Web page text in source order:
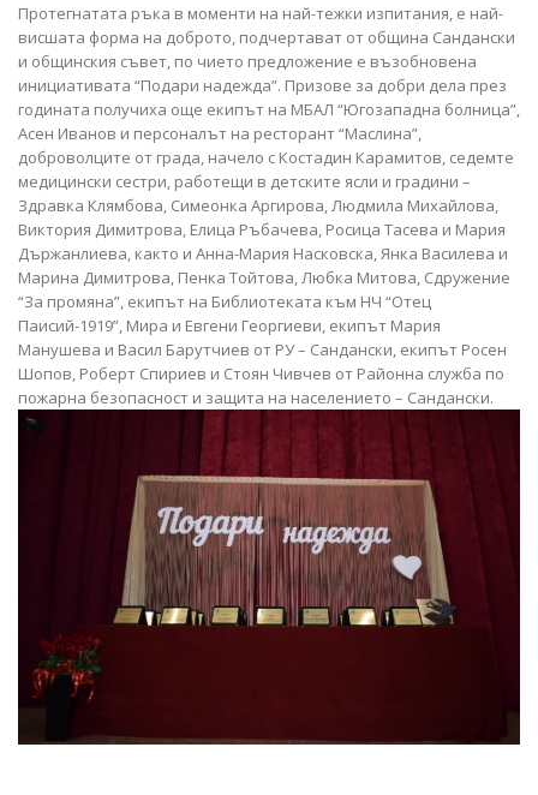
Протегнатата ръка в моменти на най-тежки изпитания, е най-
висшата форма на доброто, подчертават от община Сандански
и общинския съвет, по чието предложение е възобновена
инициативата “Подари надежда”. Призове за добри дела през
годината получиха още екипът на МБАЛ “Югозападна болница”,
Асен Иванов и персоналът на ресторант “Маслина”,
доброволците от града, начело с Костадин Карамитов, седемте
медицински сестри, работещи в детските ясли и градини –
Здравка Клямбова, Симеонка Аргирова, Людмила Михайлова,
Виктория Димитрова, Елица Ръбачева, Росица Тасева и Мария
Държанлиева, както и Анна-Мария Насковска, Янка Василева и
Марина Димитрова, Пенка Тойтова, Любка Митова, Сдружение
“За промяна”, екипът на Библиотеката към НЧ “Отец
Паисий-1919”, Мира и Евгени Георгиеви, екипът Мария
Манушева и Васил Барутчиев от РУ – Сандански, екипът Росен
Шопов, Роберт Спириев и Стоян Чивчев от Районна служба по
пожарна безопасност и защита на населението – Сандански.